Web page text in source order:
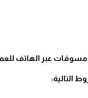
مسوقات عبر الهاتف
التالية: